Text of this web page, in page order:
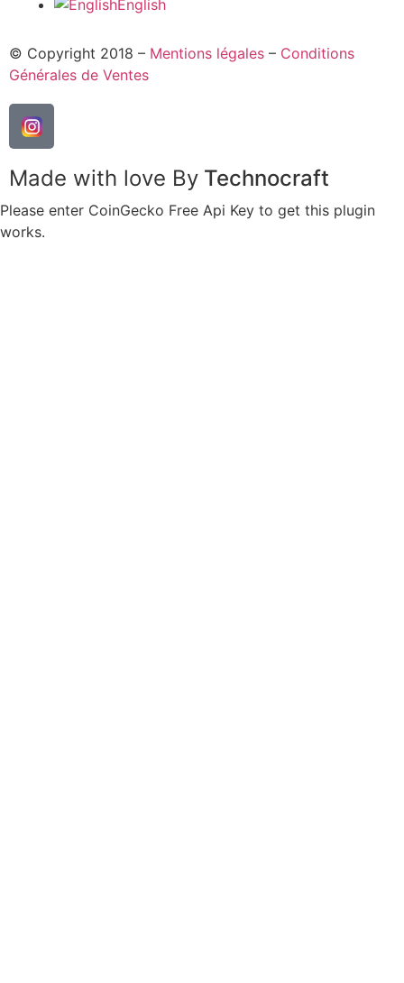
English
© Copyright 2018 – Mentions légales – Conditions
Générales de Ventes
Made with love By Technocraft
Please enter CoinGecko Free Api Key to get this plugin
works.